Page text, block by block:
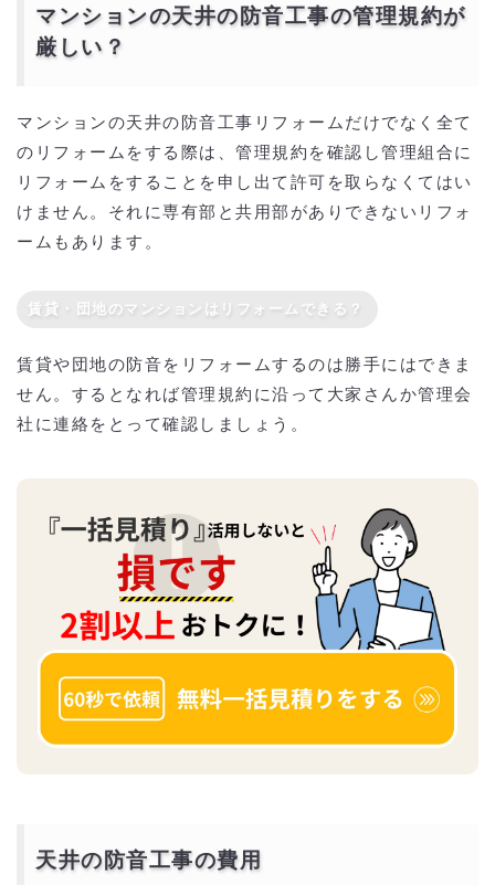
マンションの天井の防音工事の管理規約が
厳しい？
マンションの天井の防音工事リフォームだけでなく全て
のリフォームをする際は、管理規約を確認し管理組合に
リフォームをすることを申し出て許可を取らなくてはい
けません。それに専有部と共用部がありできないリフォ
ームもあります。
賃貸・団地のマンションはリフォームできる？
賃貸や団地の防音をリフォームするのは勝手にはできま
せん。するとなれば管理規約に沿って大家さんか管理会
社に連絡をとって確認しましょう。
天井の防音工事の費用